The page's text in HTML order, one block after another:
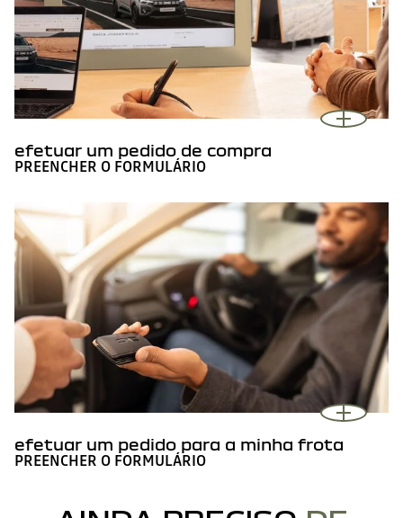
efetuar um pedido de compra
PREENCHER O FORMULÁRIO
efetuar um pedido para a minha frota
PREENCHER O FORMULÁRIO